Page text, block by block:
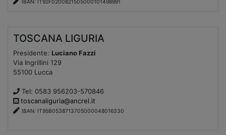
IBAN: IT92F0200821505000101498991
TOSCANA LIGURIA
Presidente: Luciano Fazzi
Via Ingrillini 129
55100 Lucca
Tel: 0583 956203-570846
toscanaliguria@ancrel.it
IBAN: IT95B0538713705000048016330